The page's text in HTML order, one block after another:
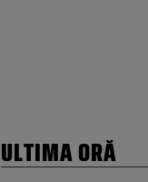
ULTIMA ORĂ